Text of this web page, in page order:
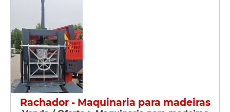
Rachador - Maquinaria para madeiras